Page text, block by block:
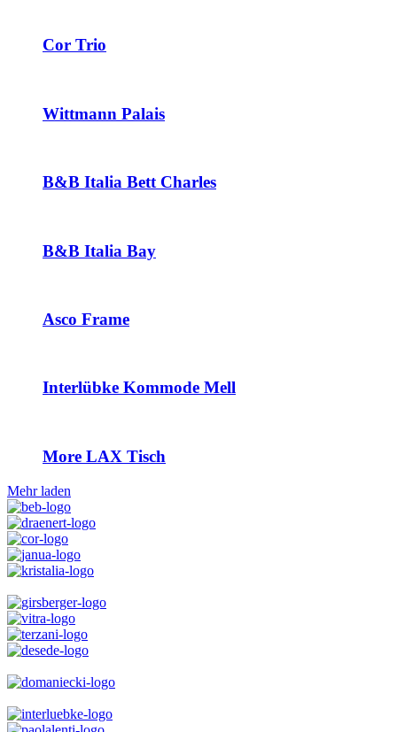
Cor Trio
Wittmann Palais
B&B Italia Bett Charles
B&B Italia Bay
Asco Frame
Interlübke Kommode Mell
More LAX Tisch
Mehr laden